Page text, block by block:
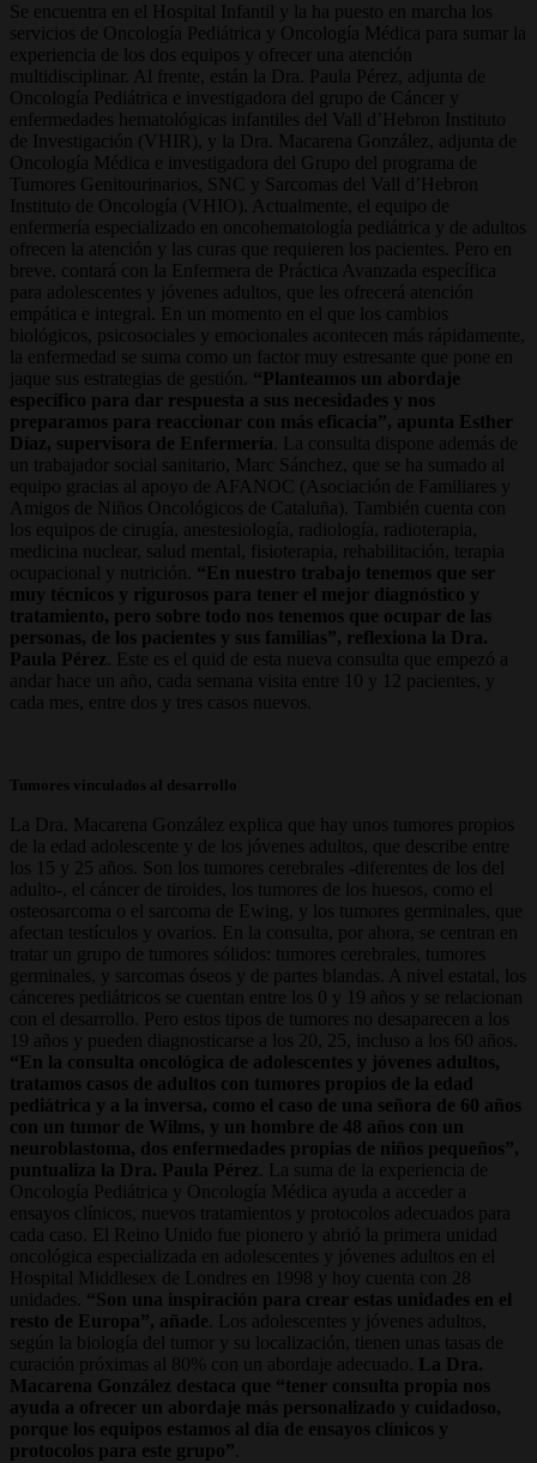
Se encuentra en el Hospital Infantil y la ha puesto en marcha los
servicios de Oncología Pediátrica y Oncología Médica para sumar la
experiencia de los dos equipos y ofrecer una atención
multidisciplinar. Al frente, están la Dra. Paula Pérez, adjunta de
Oncología Pediátrica e investigadora del grupo de Cáncer y
enfermedades hematológicas infantiles del Vall d’Hebron Instituto
de Investigación (VHIR), y la Dra. Macarena González, adjunta de
Oncología Médica e investigadora del Grupo del programa de
Tumores Genitourinarios, SNC y Sarcomas del Vall d’Hebron
Instituto de Oncología (VHIO). Actualmente, el equipo de
enfermería especializado en oncohematología pediátrica y de adultos
ofrecen la atención y las curas que requieren los pacientes. Pero en
breve, contará con la Enfermera de Práctica Avanzada específica
para adolescentes y jóvenes adultos, que les ofrecerá atención
empática e integral. En un momento en el que los cambios
biológicos, psicosociales y emocionales acontecen más rápidamente,
la enfermedad se suma como un factor muy estresante que pone en
jaque sus estrategias de gestión. “Planteamos un abordaje
específico para dar respuesta a sus necesidades y nos
preparamos para reaccionar con más eficacia”, apunta Esther
Díaz, supervisora de Enfermería . La consulta dispone además de
un trabajador social sanitario, Marc Sánchez, que se ha sumado al
equipo gracias al apoyo de AFANOC (Asociación de Familiares y
Amigos de Niños Oncológicos de Cataluña). También cuenta con
los equipos de cirugía, anestesiología, radiología, radioterapia,
medicina nuclear, salud mental, fisioterapia, rehabilitación, terapia
ocupacional y nutrición. “En nuestro trabajo tenemos que ser
muy técnicos y rigurosos para tener el mejor diagnóstico y
tratamiento, pero sobre todo nos tenemos que ocupar de las
personas, de los pacientes y sus familias”, reflexiona la Dra.
Paula Pérez . Este es el quid de esta nueva consulta que empezó a
andar hace un año, cada semana visita entre 10 y 12 pacientes, y
cada mes, entre dos y tres casos nuevos.
Tumores vinculados al desarrollo
La Dra. Macarena González explica que hay unos tumores propios
de la edad adolescente y de los jóvenes adultos, que describe entre
los 15 y 25 años. Son los tumores cerebrales -diferentes de los del
adulto-, el cáncer de tiroides, los tumores de los huesos, como el
osteosarcoma o el sarcoma de Ewing, y los tumores germinales, que
afectan testículos y ovarios. En la consulta, por ahora, se centran en
tratar un grupo de tumores sólidos: tumores cerebrales, tumores
germinales, y sarcomas óseos y de partes blandas. A nivel estatal, los
cánceres pediátricos se cuentan entre los 0 y 19 años y se relacionan
con el desarrollo. Pero estos tipos de tumores no desaparecen a los
19 años y pueden diagnosticarse a los 20, 25, incluso a los 60 años.
“En la consulta oncológica de adolescentes y jóvenes adultos,
tratamos casos de adultos con tumores propios de la edad
pediátrica y a la inversa, como el caso de una señora de 60 años
con un tumor de Wilms, y un hombre de 48 años con un
neuroblastoma, dos enfermedades propias de niños pequeños”,
puntualiza la Dra. Paula Pérez . La suma de la experiencia de
Oncología Pediátrica y Oncología Médica ayuda a acceder a
ensayos clínicos, nuevos tratamientos y protocolos adecuados para
cada caso. El Reino Unido fue pionero y abrió la primera unidad
oncológica especializada en adolescentes y jóvenes adultos en el
Hospital Middlesex de Londres en 1998 y hoy cuenta con 28
unidades. “Son una inspiración para crear estas unidades en el
resto de Europa”, añade . Los adolescentes y jóvenes adultos,
según la biología del tumor y su localización, tienen unas tasas de
curación próximas al 80% con un abordaje adecuado.
La Dra.
Macarena González destaca que “tener consulta propia nos
ayuda a ofrecer un abordaje más personalizado y cuidadoso,
porque los equipos estamos al día de ensayos clínicos y
protocolos para este grupo”